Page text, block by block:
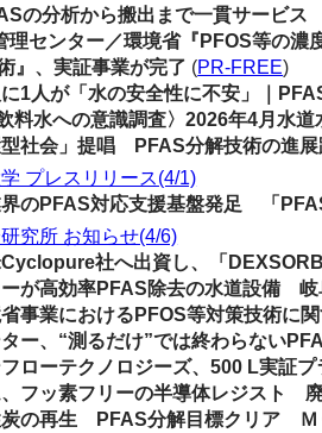
の分析から搬出まで一貫サービス
センター／環境省『PFOS等の濃
』、実証事業が完了 (PR-FREE)
1人が「水の安全性に不安」｜
料水への意識調査〉2026年4月水
社会」提唱 PFAS分解技術の進
プレスリリース(4/1)
PFAS対応支援基盤発足 「
究所 お知らせ(4/6)
社へ出資し、「DEXSORB
が高効率PFAS除去の水道設備 岐
業におけるPFOS等対策技術に関
ー、“測るだけ”では終わらない
ローテクノロジーズ、500 L実証プ
フッ素フリーの半導体レジスト
の再生 PFAS分解目標クリア Ｍ